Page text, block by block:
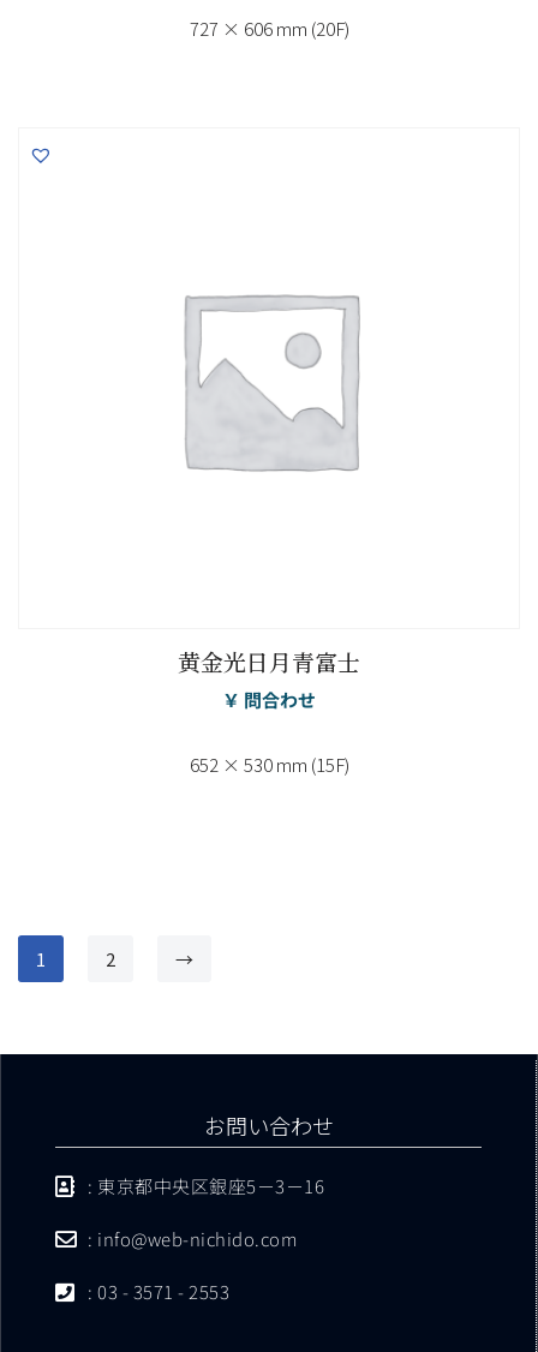
727 × 606 mm (20F)
黄金光日月青富士
￥ 問合わせ
652 × 530 mm (15F)
1 2 →
お問い合わせ
: 東京都中央区銀座5－3－16
: info@web-nichido.com
: 03 - 3571 - 2553